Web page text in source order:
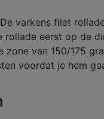
De varkens filet
rollade eerst op de
zone van 150/175
voordat je hem